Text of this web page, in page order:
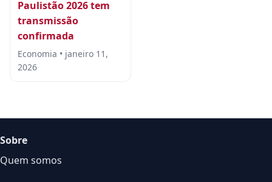
Paulistão 2026 tem
transmissão
confirmada
Economia • janeiro 11,
2026
Sobre
Quem somos